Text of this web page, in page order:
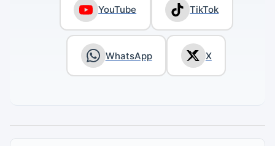
YouTube TikTok
WhatsApp X